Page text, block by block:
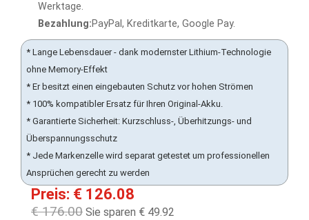
Werktage.
Bezahlung:PayPal, Kreditkarte, Google Pay.
* Lange Lebensdauer - dank modernster Lithium-Technologie
ohne Memory-Effekt
* Er besitzt einen eingebauten Schutz vor hohen Strömen
* 100% kompatibler Ersatz für Ihren Original-Akku.
* Garantierte Sicherheit: Kurzschluss-, Überhitzungs- und
Überspannungsschutz
* Jede Markenzelle wird separat getestet um professionellen
Ansprüchen gerecht zu werden
Preis: € 126.08
€ 176.00 Sie sparen € 49.92